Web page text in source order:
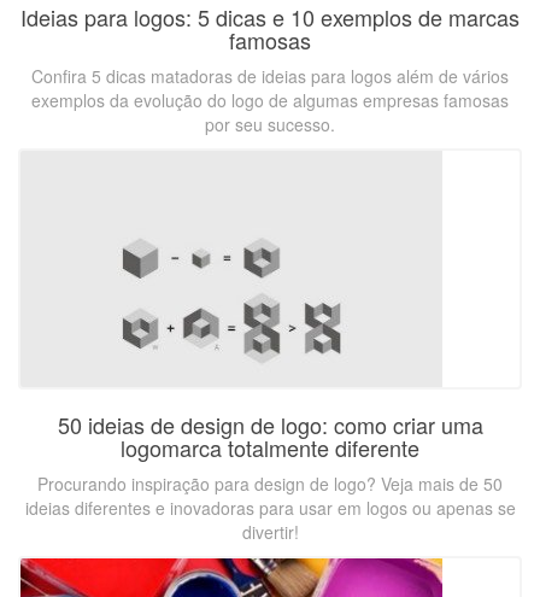
Ideias para logos: 5 dicas e 10 exemplos de marcas
famosas
Confira 5 dicas matadoras de ideias para logos além de vários
exemplos da evolução do logo de algumas empresas famosas
por seu sucesso.
50 ideias de design de logo: como criar uma
logomarca totalmente diferente
Procurando inspiração para design de logo? Veja mais de 50
ideias diferentes e inovadoras para usar em logos ou apenas se
divertir!